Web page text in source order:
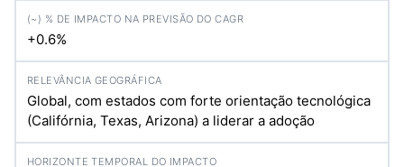
+0.6%
Global, com estados com forte orientação tecnológica
(Califórnia, Texas, Arizona) a liderar a adoção